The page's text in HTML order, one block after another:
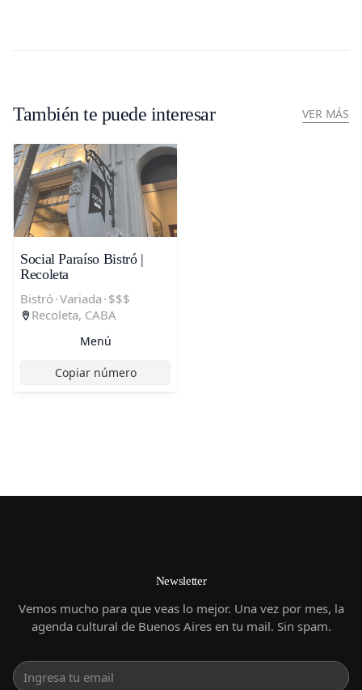
También te puede interesar VER MÁS
Social Paraíso Bistró |
Recoleta
Bistró ·Variada · $$$
Recoleta, CABA
Menú
Copiar número
Newsletter
Vemos mucho para que veas lo mejor. Una vez por mes, la
agenda cultural de Buenos Aires en tu mail. Sin spam.